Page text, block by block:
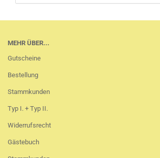
MEHR ÜBER...
Gutscheine
Bestellung
Stammkunden
Typ I. + Typ II.
Widerrufsrecht
Gästebuch